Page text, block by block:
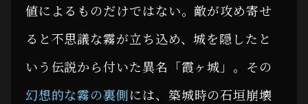
値によるものだけではない。敵が攻め寄せ
ると不思議な霧が立ち込め、城を隠したと
いう伝説から付いた異名「霞ヶ城」。その
幻想的な霧の裏側には、築城時の石垣崩壊